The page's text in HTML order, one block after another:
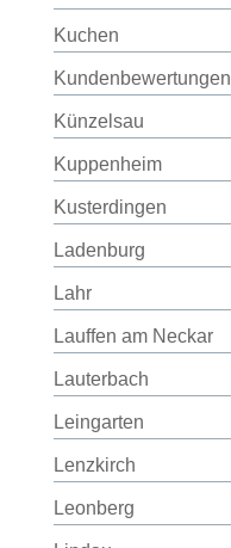
Kuchen
Kundenbewertungen
Künzelsau
Kuppenheim
Kusterdingen
Ladenburg
Lahr
Lauffen am Neckar
Lauterbach
Leingarten
Lenzkirch
Leonberg